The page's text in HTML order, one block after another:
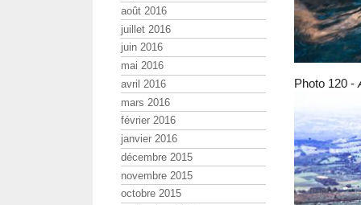
Photo 120 -
août 2016
juillet 2016
juin 2016
mai 2016
avril 2016
mars 2016
février 2016
janvier 2016
décembre 2015
novembre 2015
octobre 2015